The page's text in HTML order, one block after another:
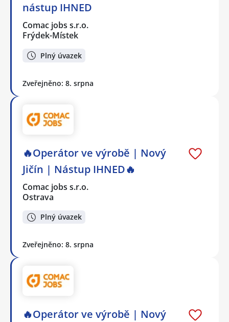
nástup IHNED
Comac jobs s.r.o.
Frýdek-Místek
Plný úvazek
Zveřejněno: 8. srpna
🔥Operátor ve výrobě | Nový
Jičín | Nástup IHNED🔥
Comac jobs s.r.o.
Ostrava
Plný úvazek
Zveřejněno: 8. srpna
🔥Operátor ve výrobě | Nový